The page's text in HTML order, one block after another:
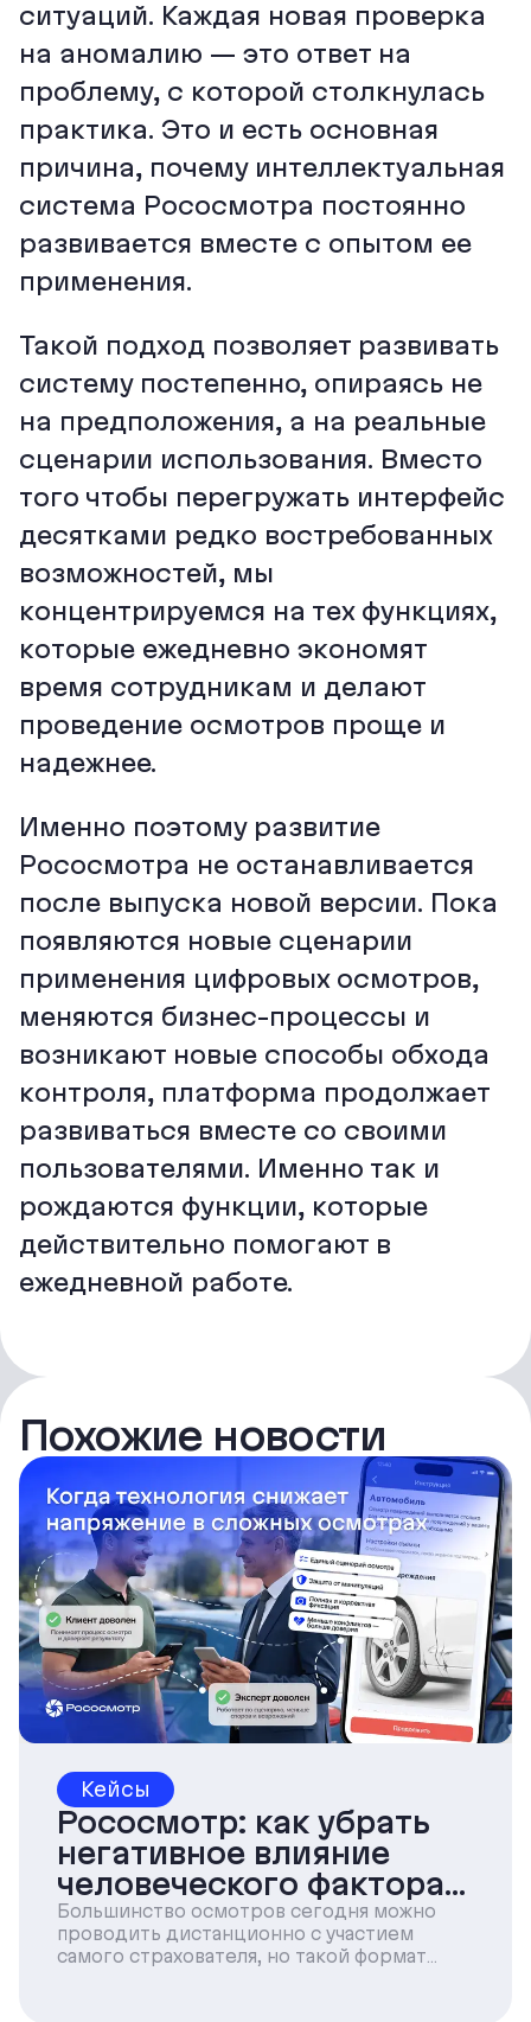
ситуаций. Каждая новая проверка
на аномалию — это ответ на
проблему, с которой столкнулась
практика. Это и есть основная
причина, почему интеллектуальная
система Рососмотра постоянно
развивается вместе с опытом ее
применения.
Такой подход позволяет развивать
систему постепенно, опираясь не
на предположения, а на реальные
сценарии использования. Вместо
того чтобы перегружать интерфейс
десятками редко востребованных
возможностей, мы
концентрируемся на тех функциях,
которые ежедневно экономят
время сотрудникам и делают
проведение осмотров проще и
надежнее.
Именно поэтому развитие
Рососмотра не останавливается
после выпуска новой версии. Пока
появляются новые сценарии
применения цифровых осмотров,
меняются бизнес-процессы и
возникают новые способы обхода
контроля, платформа продолжает
развиваться вместе со своими
пользователями. Именно так и
рождаются функции, которые
действительно помогают в
ежедневной работе.
Похожие новости
Кейсы
Рососмотр: как убрать
негативное влияние
человеческого фактора
при осмотрах с
повреждениями
Большинство осмотров сегодня можно
проводить дистанционно с участием
самого страхователя, но такой формат